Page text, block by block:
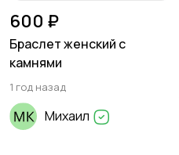
600 ₽
Браслет женский с
камнями
1 год назад
Михаил